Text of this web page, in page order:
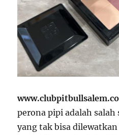
perona pipi adalah
yang tak bisa